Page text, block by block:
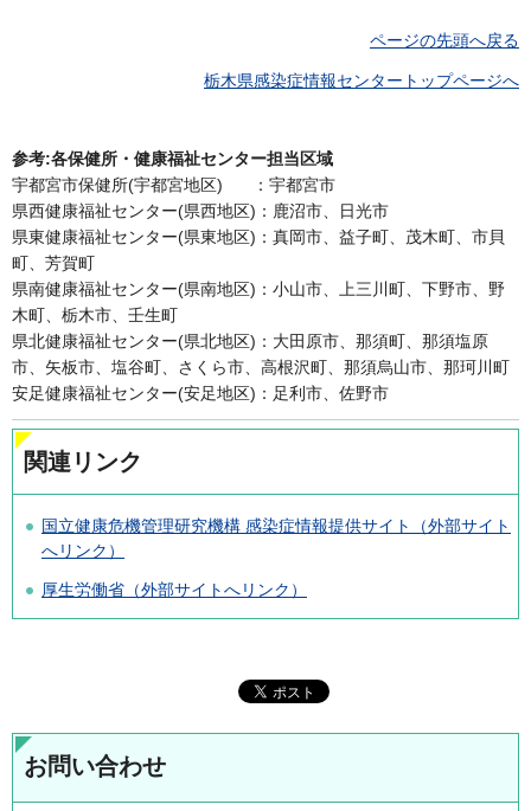
ページの先頭へ戻る
栃木県感染症情報センタートップページへ
参考:各保健所・健康福祉センター担当区域
宇都宮市保健所(宇都宮地区) ：宇都宮市
県西健康福祉センター(県西地区)：鹿沼市、日光市
県東健康福祉センター(県東地区)：真岡市、益子町、茂木町、市貝
町、芳賀町
県南健康福祉センター(県南地区)：小山市、上三川町、下野市、野
木町、栃木市、壬生町
県北健康福祉センター(県北地区)：大田原市、那須町、那須塩原
市、矢板市、塩谷町、さくら市、高根沢町、那須烏山市、那珂川町
安足健康福祉センター(安足地区)：足利市、佐野市
関連リンク
国立健康危機管理研究機構 感染症情報提供サイト（外部サイト
へリンク）
厚生労働省（外部サイトへリンク）
お問い合わせ